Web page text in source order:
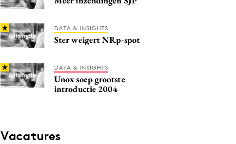
DATA & INSIGHTS
Ster weigert NRp-spot
DATA & INSIGHTS
Unox soep grootste
introductie 2004
Vacatures